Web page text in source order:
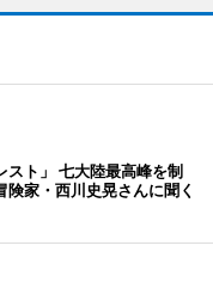
スト」 七大陸最高峰を制
険家・西川史晃さんに聞く